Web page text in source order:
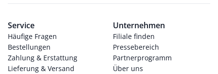
Service
Häufige Fragen
Bestellungen
Zahlung & Erstattung
Lieferung & Versand
Unternehmen
Filiale finden
Pressebereich
Partnerprogramm
Über uns